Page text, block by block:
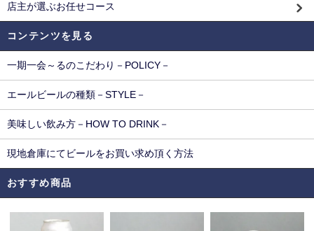
店主が選ぶお任せコース
コンテンツを見る
一期一会～るのこだわり－POLICY－
エールビールの種類－STYLE－
美味しい飲み方－HOW TO DRINK－
現地倉庫にてビールをお買い求め頂く方法
おすすめ商品